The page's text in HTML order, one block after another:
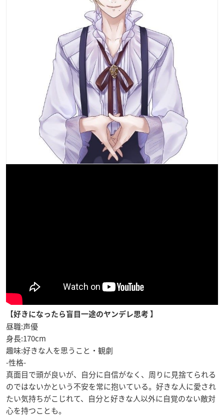
【好きになったら盲目一途のヤンデレ思考 】
昼職:声優
身長:170cm
趣味:好きな人を思うこと・観劇
-性格-
真面目で頭が良いが、自分に自信がなく、周りに見捨てられる
のではないかという不安を常に抱いている。好きな人に愛され
たい気持ちがこじれて、自分と好きな人以外に自覚のない敵対
心を持つことも。